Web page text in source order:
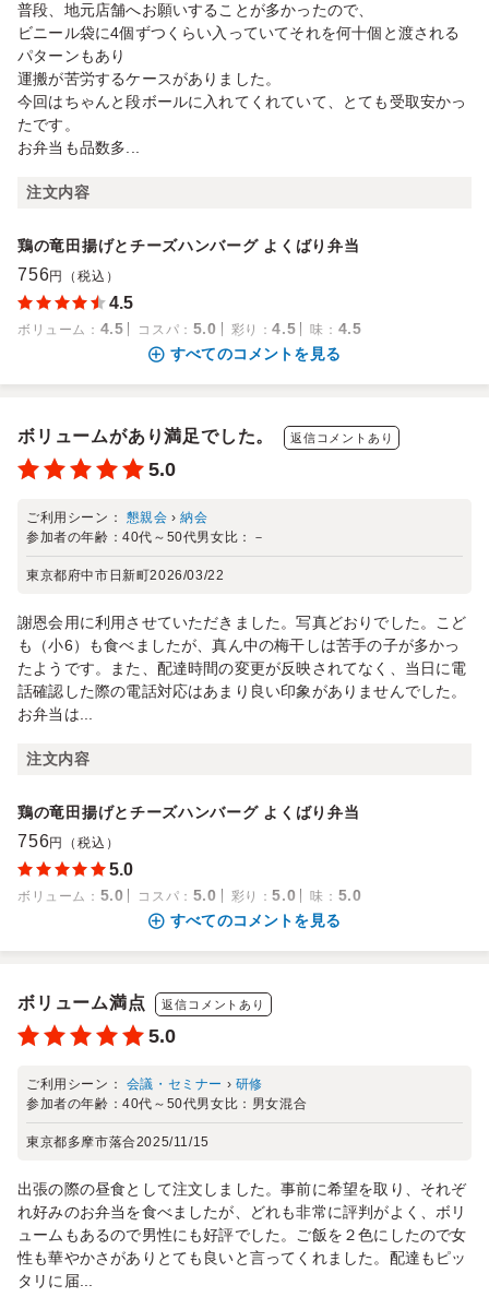
普段、地元店舗へお願いすることが多かったので、
ビニール袋に4個ずつくらい入っていてそれを何十個と渡される
パターンもあり
運搬が苦労するケースがありました。
今回はちゃんと段ボールに入れてくれていて、とても受取安かっ
たです。
お弁当も品数多...
注文内容
鶏の竜田揚げとチーズハンバーグ よくばり弁当
756円（税込）
4.5
ボリューム ： 4.5 コスパ ： 5.0 彩り ：4.5 味 ： 4.5
すべてのコメントを見る
ボリュームがあり満足でした。 返信コメントあり
5.0
ご利用シーン： 懇親会 ›納会
参加者の年齢：40代～50代男女比： －
東京都府中市日新町2026/03/22
謝恩会用に利用させていただきました。写真どおりでした。こど
も（小6）も食べましたが、真ん中の梅干しは苦手の子が多かっ
たようです。また、配達時間の変更が反映されてなく、当日に電
話確認した際の電話対応はあまり良い印象がありませんでした。
お弁当は...
注文内容
鶏の竜田揚げとチーズハンバーグ よくばり弁当
756円（税込）
5.0
ボリューム ： 5.0 コスパ ： 5.0 彩り ：5.0 味 ： 5.0
すべてのコメントを見る
ボリューム満点 返信コメントあり
5.0
ご利用シーン： 会議・セミナー › 研修
参加者の年齢：40代～50代男女比： 男女混合
東京都多摩市落合2025/11/15
出張の際の昼食として注文しました。事前に希望を取り、それぞ
れ好みのお弁当を食べましたが、どれも非常に評判がよく、ボリ
ュームもあるので男性にも好評でした。ご飯を２色にしたので女
性も華やかさがありとても良いと言ってくれました。配達もピッ
タリに届...